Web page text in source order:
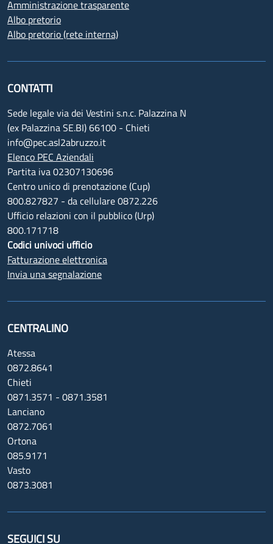
Amministrazione trasparente
Albo pretorio
Albo pretorio (rete interna)
CONTATTI
Sede legale via dei Vestini s.n.c. Palazzina N
(ex Palazzina SE.BI) 66100 - Chieti
info@pec.asl2abruzzo.it
Elenco PEC Aziendali
Partita iva 02307130696
Centro unico di prenotazione (Cup)
800.827827 - da cellulare 0872.226
Ufficio relazioni con il pubblico (Urp)
800.171718
Codici univoci ufficio
Fatturazione elettronica
Invia una segnalazione
CENTRALINO
Atessa
0872.8641
Chieti
0871.3571 - 0871.3581
Lanciano
0872.7061
Ortona
085.9171
Vasto
0873.3081
SEGUICI SU